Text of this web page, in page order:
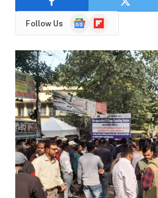
Follow Us
GoogleFlipboard